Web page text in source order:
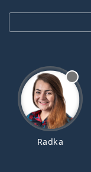
Radka